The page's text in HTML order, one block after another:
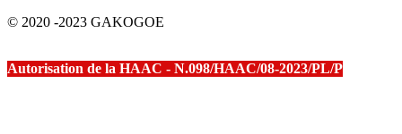
© 2020 -2023 GAKOGOE
Autorisation de la HAAC - N.098/HAAC/08-2023/PL/P